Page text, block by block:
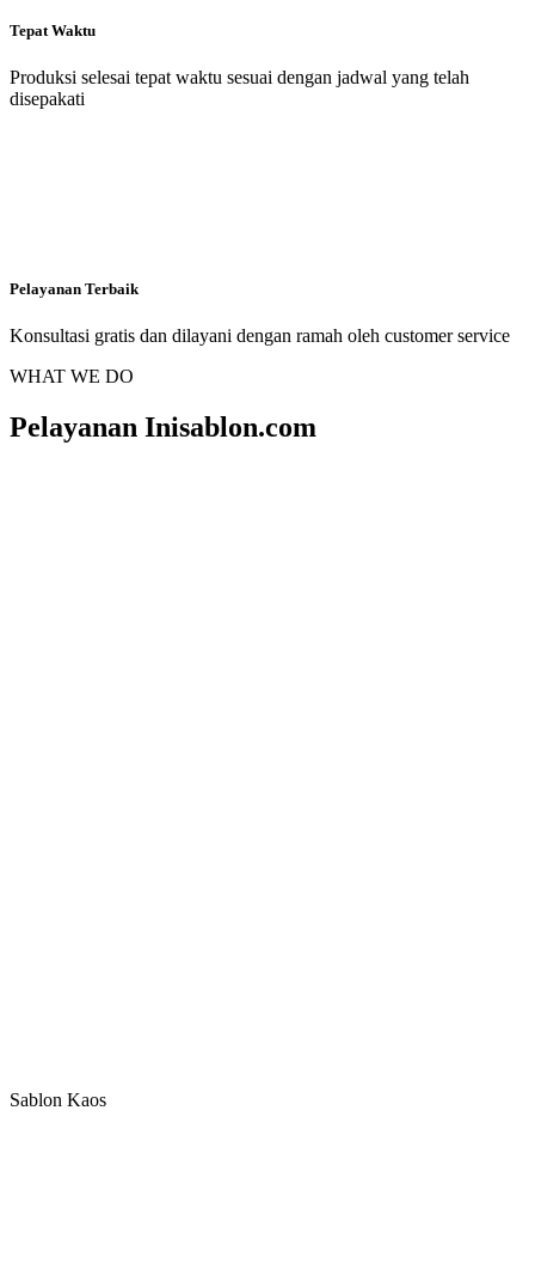
Tepat Waktu
Produksi selesai tepat waktu sesuai dengan jadwal yang telah
disepakati
Pelayanan Terbaik
Konsultasi gratis dan dilayani dengan ramah oleh customer service
WHAT WE DO
Pelayanan Inisablon.com
Sablon Kaos